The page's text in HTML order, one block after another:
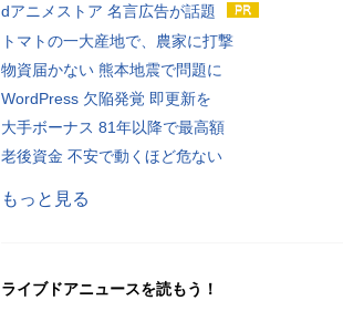
dアニメストア 名言広告が話題
トマトの一大産地で、農家に打撃
物資届かない 熊本地震で問題に
WordPress 欠陥発覚 即更新を
大手ボーナス 81年以降で最高額
老後資金 不安で動くほど危ない
もっと見る
ライブドアニュースを読もう！